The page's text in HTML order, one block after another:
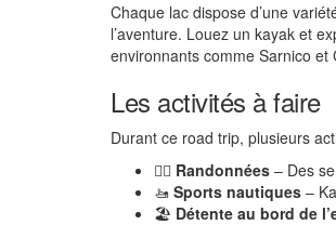
Chaque lac dispose d’une
l’aventure. Louez un kayak et
environnants comme Sarnico
Les activités à faire
Durant ce road trip, plusieurs
🚶‍♀️ Randonnées – Des
🚤 Sports nautiques –
🏖️ Détente au bord de